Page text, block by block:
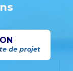
de projet